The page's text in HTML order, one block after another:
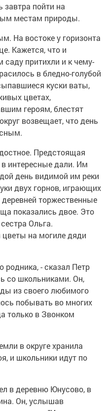
завтра пойти на
местам природы.
На востоке у горизонта
Кажется, что и
притихли и к чему-
в бледно-голубой
куски ваты,
цветах,
героям, блестят
возвещает, что день
Предстоящая
в интересные дали. Им
день видимой им реки
двух горнов, играющих
торжественные
показались двое. Это
Ольга.
на могиле дяди
родника, - сказал Петр
со школьниками. Он,
из своего любимого
побывать во многих
только в Звонком
в округе хранила
и школьники идут по
в деревню Юнусово, в
Он, услышав